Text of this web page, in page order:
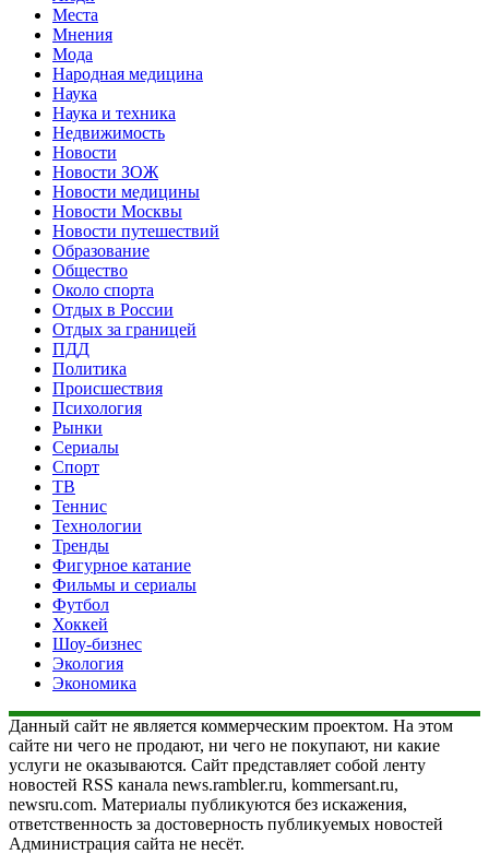
Места
Мнения
Мода
Народная медицина
Наука
Наука и техника
Недвижимость
Новости
Новости ЗОЖ
Новости медицины
Новости Москвы
Новости путешествий
Образование
Общество
Около спорта
Отдых в России
Отдых за границей
ПДД
Политика
Происшествия
Психология
Рынки
Сериалы
Спорт
ТВ
Теннис
Технологии
Тренды
Фигурное катание
Фильмы и сериалы
Футбол
Хоккей
Шоу-бизнес
Экология
Экономика
Данный сайт не является коммерческим проектом. На этом
сайте ни чего не продают, ни чего не покупают, ни какие
услуги не оказываются. Сайт представляет собой ленту
новостей RSS канала news.rambler.ru, kommersant.ru,
newsru.com. Материалы публикуются без искажения,
ответственность за достоверность публикуемых новостей
Администрация сайта не несёт.